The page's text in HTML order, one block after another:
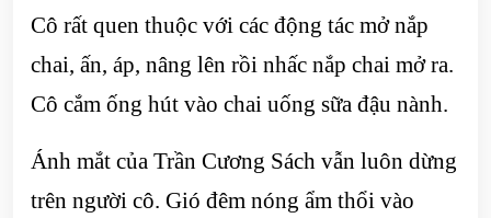
Cô rất quen thuộc với các động tác mở nắp
chai, ấn, áp, nâng lên rồi nhấc nắp chai mở ra.
Cô cắm ống hút vào chai uống sữa đậu nành.
Ánh mắt của Trần Cương Sách vẫn luôn dừng
trên người cô. Gió đêm nóng ẩm thổi vào